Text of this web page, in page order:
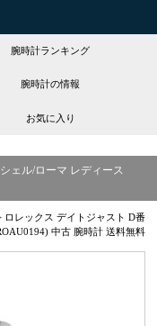
腕時計ランキング
腕時計の情報
お気に入り
ェル/ローマ レディース
ロレックス デイトジャスト D番
中古 腕時計 送料無料